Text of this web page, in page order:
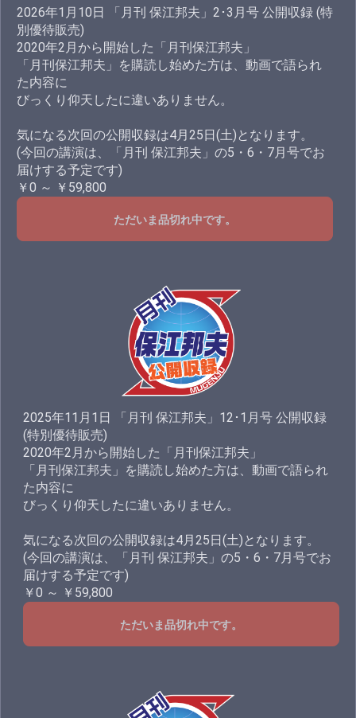
2026年1月10日 「月刊 保江邦夫」2･3月号 公開収録 (特
別優待販売)
2020年2月から開始した「月刊保江邦夫」
「月刊保江邦夫」を購読し始めた方は、動画で語られ
た内容に
びっくり仰天したに違いありません。
気になる次回の公開収録は4月25日(土)となります。
(今回の講演は、「月刊 保江邦夫」の5・6・7月号でお
届けする予定です)
￥0 ～ ￥59,800
ただいま品切れ中です。
2025年11月1日 「月刊 保江邦夫」12･1月号 公開収録
(特別優待販売)
2020年2月から開始した「月刊保江邦夫」
「月刊保江邦夫」を購読し始めた方は、動画で語られ
た内容に
びっくり仰天したに違いありません。
気になる次回の公開収録は4月25日(土)となります。
(今回の講演は、「月刊 保江邦夫」の5・6・7月号でお
届けする予定です)
￥0 ～ ￥59,800
ただいま品切れ中です。